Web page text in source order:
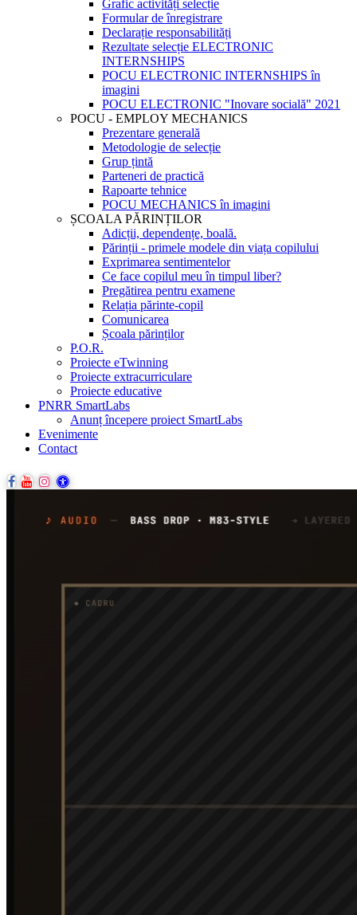
Grafic activități selecție
Formular de înregistrare
Declarație responsabilități
Rezultate selecție ELECTRONIC
INTERNSHIPS
POCU ELECTRONIC INTERNSHIPS în
imagini
POCU ELECTRONIC "Inovare socială" 2021
POCU - EMPLOY MECHANICS
Prezentare generală
Metodologie de selecție
Grup țintă
Parteneri de practică
Rapoarte tehnice
POCU MECHANICS în imagini
ȘCOALA PĂRINȚILOR
Adicții, dependențe, boală.
Părinții - primele modele din viața copilului
Exprimarea sentimentelor
Ce face copilul meu în timpul liber?
Pregătirea pentru examene
Relația părinte-copil
Comunicarea
Școala părinților
P.O.R.
Proiecte eTwinning
Proiecte extracurriculare
Proiecte educative
PNRR SmartLabs
Anunț începere proiect SmartLabs
Evenimente
Contact